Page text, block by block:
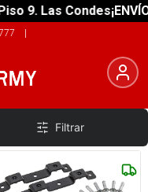
9. Las Condes
|
Filtrar